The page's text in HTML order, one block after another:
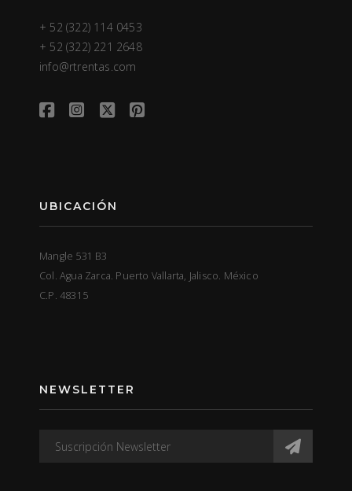
+ 52 (322) 114 0453
+ 52 (322) 221 2648
info@rtrentas.com
UBICACIÓN
Mangle 531 B3
Col. Agua Zarca. Puerto Vallarta, Jalisco. México
C.P. 48315
NEWSLETTER